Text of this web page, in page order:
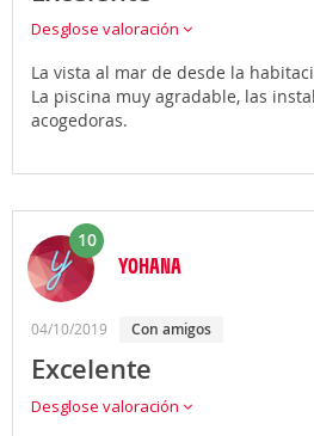
Desglose valoración
La vista al mar de desde la
La piscina muy agradable, las
acogedoras.
10
YOHANA
04/10/2019 con amigos
Excelente
Desglose valoración